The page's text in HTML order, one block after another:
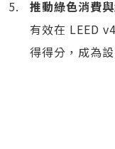
推動綠色消費
有效在 LEED
得得分，成為